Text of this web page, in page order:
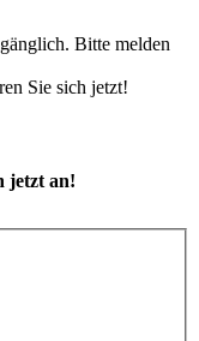
Bitte melden
Sie sich jetzt!
jetzt an!